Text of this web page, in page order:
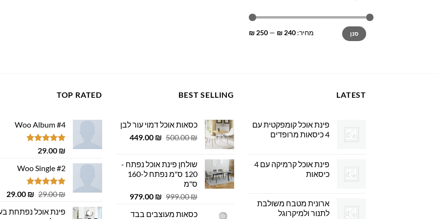
מחיר
מינימלי
מחיר
מקסימלי
סנן מחיר: 240 ₪
—
250 ₪
LATEST
פינת אוכל קומפקטית עם
4 כיסאות מרופדים
פינת אוכל קרמיקה עם 4
כיסאות
ארונית מטבח משולבת
לתנור ולמיקרוגל
BEST SELLING
כסאות אוכל דמוי עור לבן
500.00₪
המחיר
500.00 ₪.
449.00 ₪
המחיר
449.00 ₪.שולחן פינת אוכל נפתח -
120 ס"מ נפתח ל-160
ס"מ
999.00₪
המחיר
היה:
979.00 ₪
המחיר
כסאות מעוצבים בבד
TOP RATED
Woo Album #4
דורג5.00
29.00 ₪
Woo Single #2
דורג4.75
29.00₪
המחיר
היה:
29.00 ₪
פינת אוכל נפתחת